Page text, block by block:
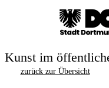
Kunst im
zurück zur Übersicht